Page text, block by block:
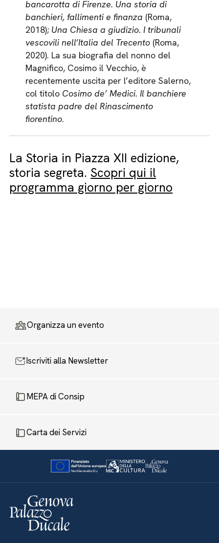
bancarotta di Firenze. Una storia di
banchieri, fallimenti e finanza (Roma,
2018); Una Chiesa a giudizio. I tribunali
vescovili nell’Italia del Trecento(Roma,
2020). La sua biografia del nonno del
Magnifico, Cosimo il Vecchio, è
recentemente uscita per l’editore Salerno,
col titolo Cosimo de’ Medici. Il banchiere
statista padre del Rinascimento
fiorentino.
La Storia in Piazza XII edizione,
storia segreta. Scopri qui il
programma giorno per giorno
Organizza un evento
Iscriviti alla Newsletter
MEPA di Consip
Carta dei Servizi